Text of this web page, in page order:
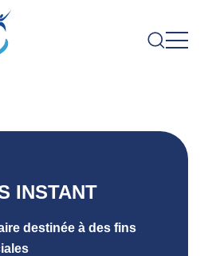
INSTANT
destinée à des fins